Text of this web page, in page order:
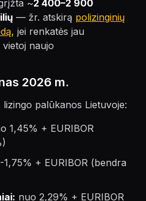
~2 400–2 900
— žr. atskirą polizinginių
, jei renkatės jau
naujo
2026 m.
palūkanos Lietuvoje:
1,45% + EURIBOR
+ EURIBOR (bendra
nuo 2,29% + EURIBOR